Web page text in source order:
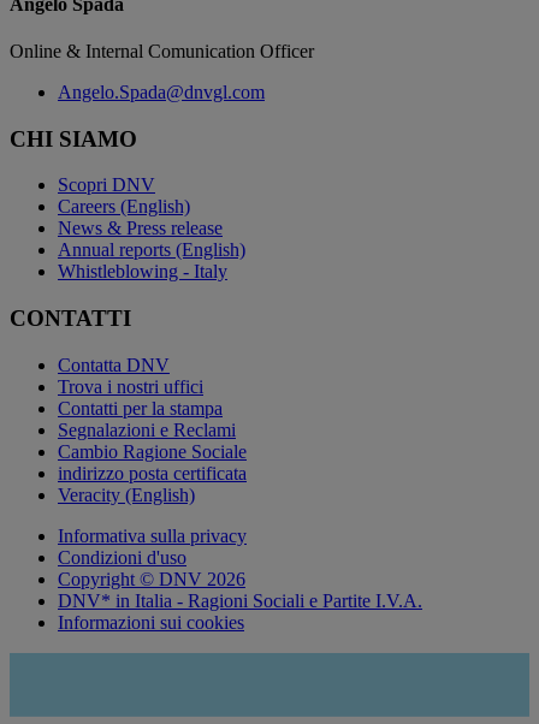
Online & Internal Comunication Officer
Angelo.Spada@dnvgl.com
CHI SIAMO
Scopri DNV
Careers (English)
News & Press release
Annual reports (English)
Whistleblowing - Italy
CONTATTI
Contatta DNV
Trova i nostri uffici
Contatti per la stampa
Segnalazioni e Reclami
Cambio Ragione Sociale
indirizzo posta certificata
Veracity (English)
Informativa sulla privacy
Condizioni d'uso
Copyright © DNV 2026
DNV* in Italia - Ragioni Sociali e Partite I.V.A.
Informazioni sui cookies